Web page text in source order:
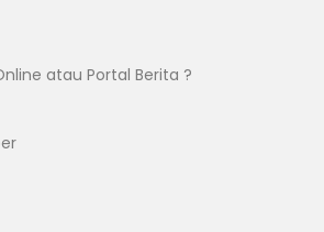
atau Portal Berita ?